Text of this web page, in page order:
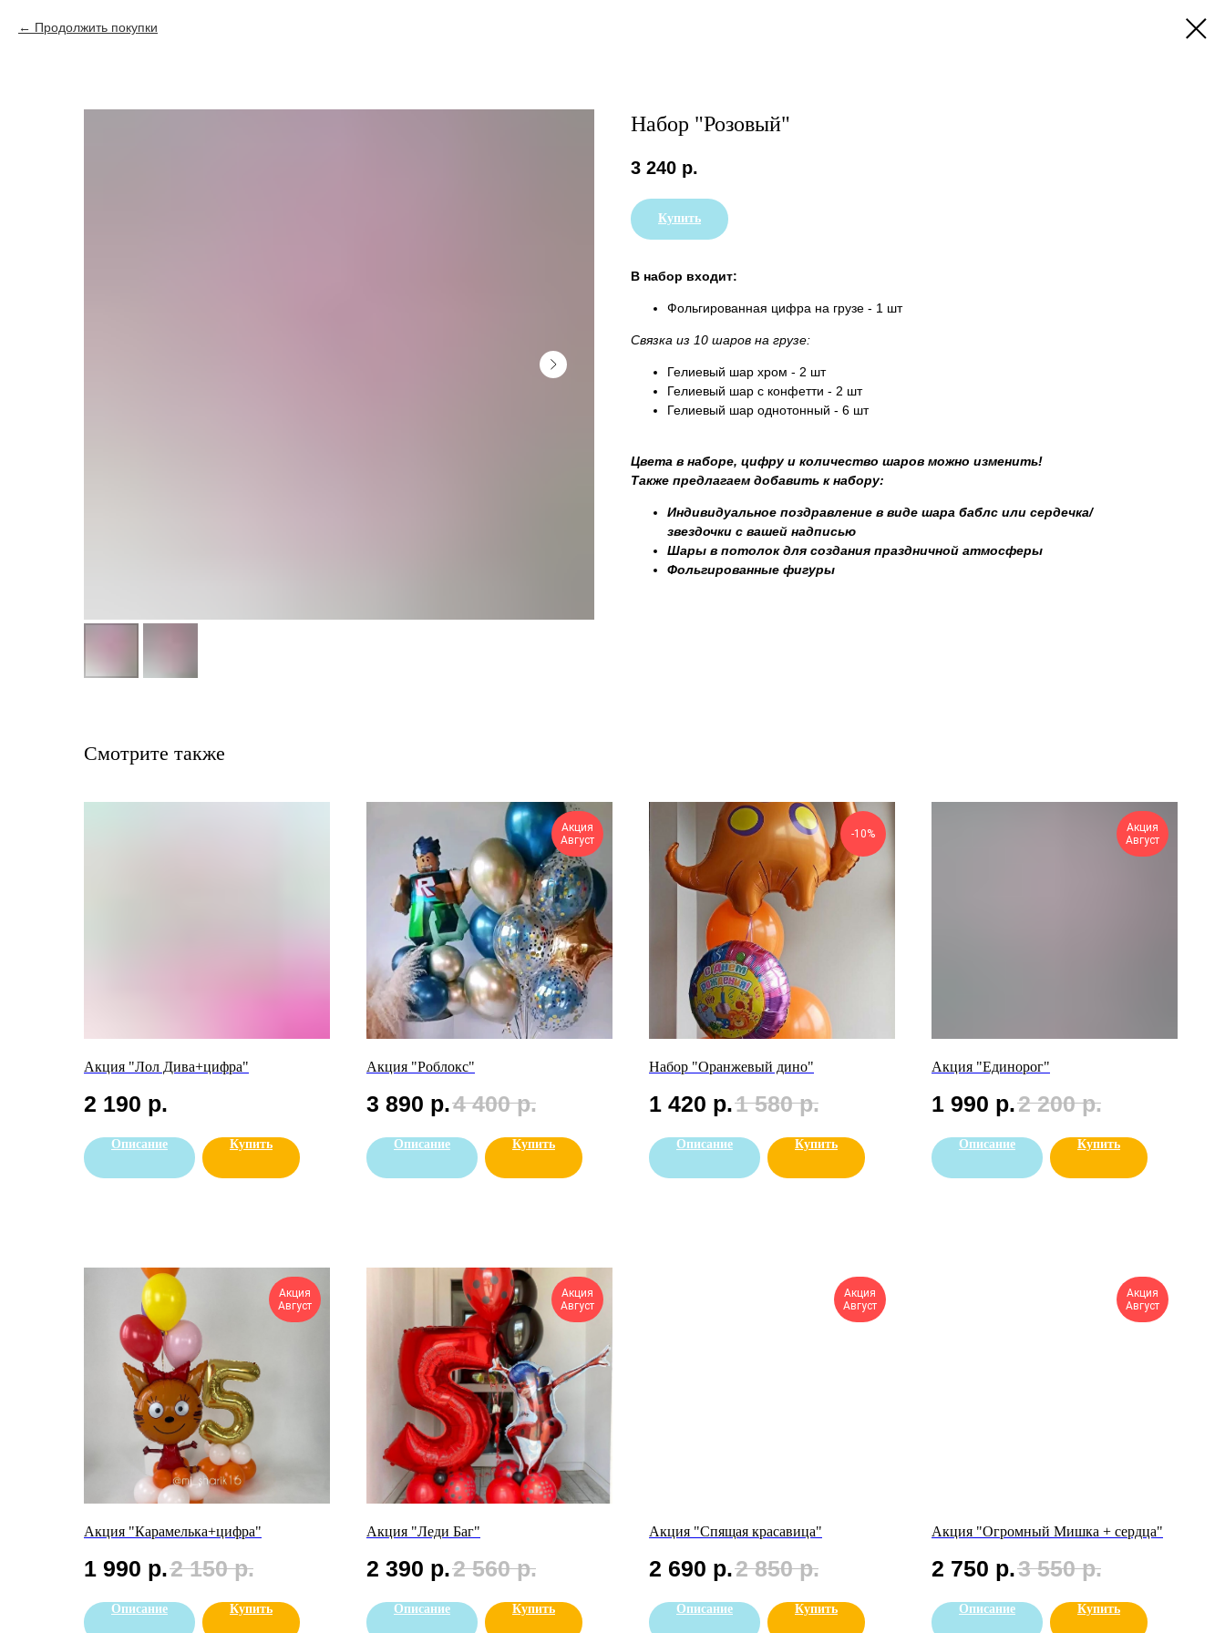
Продолжить покупки
Набор "Розовый"
3 240 р.
Купить
В набор входит:
Фольгированная цифра на грузе - 1 шт
Связка из 10 шаров на грузе:
Гелиевый шар хром - 2 шт
Гелиевый шар с конфетти - 2 шт
Гелиевый шар однотонный - 6 шт
Цвета в наборе, цифру и количество шаров можно изменить!
Также предлагаем добавить к набору:
Индивидуальное поздравление в виде шара баблс или сердечка/
звездочки с вашей надписью
Шары в потолок для создания праздничной атмосферы
Фольгированные фигуры
Смотрите также
Акция "Лол Дива+цифра"
2 190 р.
Описание Купить
Акция
Август
Акция "Роблокс"
3 890 р.4 400 р.
Описание Купить
-10%
Набор "Оранжевый дино"
1 420 р.1 580 р.
Описание Купить
Акция
Август
Акция "Единорог"
1 990 р.2 200 р.
Описание Купить
Акция
Август
Акция "Карамелька+цифра"
1 990 р.2 150 р.
Описание Купить
Акция
Август
Акция "Леди Баг"
2 390 р.2 560 р.
Описание Купить
Акция
Август
Акция "Спящая красавица"
2 690 р.2 850 р.
Описание Купить
Акция
Август
Акция "Огромный Мишка + сердца"
2 750 р.3 550 р.
Описание Купить